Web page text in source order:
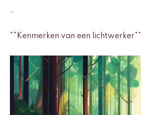
…
**Kenmerken van een lichtwerker**